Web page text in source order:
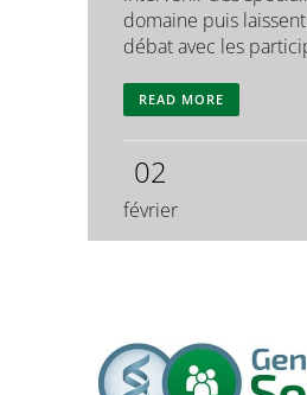
domaine puis
débat avec les
READ MORE
02
février